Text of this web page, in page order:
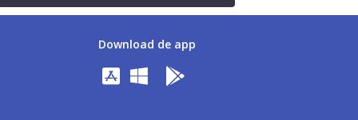
Download de app